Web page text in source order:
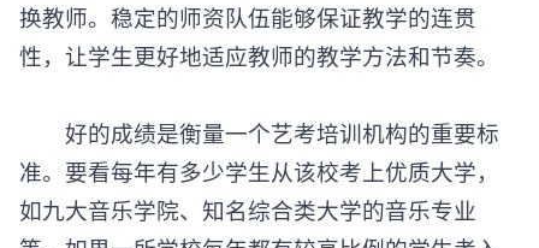
换教师。稳定的师资队伍能够保证教学的连贯
性，让学生更好地适应教师的教学方法和节奏。
好的成绩是衡量一个艺考培训机构的重要标
准。要看每年有多少学生从该校考上优质大学，
如九大音乐学院、知名综合类大学的音乐专业